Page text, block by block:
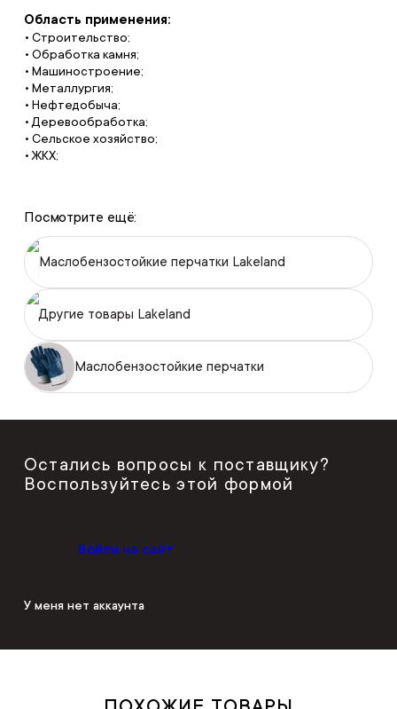
Область применения:
• Строительство;
• Обработка камня;
• Машиностроение;
• Металлургия;
• Нефтедобыча;
• Деревообработка;
• Cельское хозяйство;
• ЖКХ;
Посмотрите ещё:
Маслобензостойкие перчатки Lakeland
Другие товары Lakeland
Маслобензостойкие перчатки
Остались вопросы к поставщику?
Воспользуйтесь этой формой
Войти на сайт
У меня нет аккаунта